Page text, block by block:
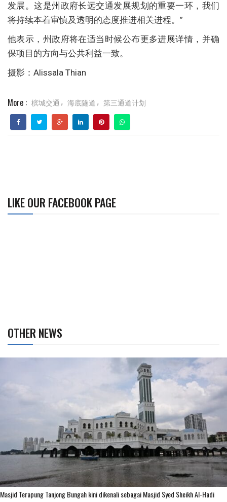
发展。这是州政府长远交通发展规划的重要一环，我们
将持续本着审慎及透明的态度推进相关进程。”
他表示，州政府将在适当时候公布更多进展详情，并确
保项目的方向与公共利益一致。
摄影：Alissala Thian
More : 槟城交通 , 海底隧道 , 第三通道计划
LIKE OUR FACEBOOK PAGE
OTHER NEWS
Masjid Terapung Tanjong Bungah kini dikenali sebagai Masjid Syed Sheikh Al-Hadi